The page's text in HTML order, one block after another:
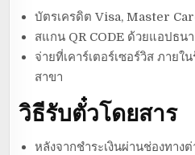
บัตรเครดิต Visa, Master
สแกน QR CODE ด้วยแอปธน
จ่ายที่เคาร์เตอร์เซอร์วิส ภายใ
สาขา
วิธีรับตั๋วโดยสาร
หลังจากชำระเงินผ่านช่องทาง